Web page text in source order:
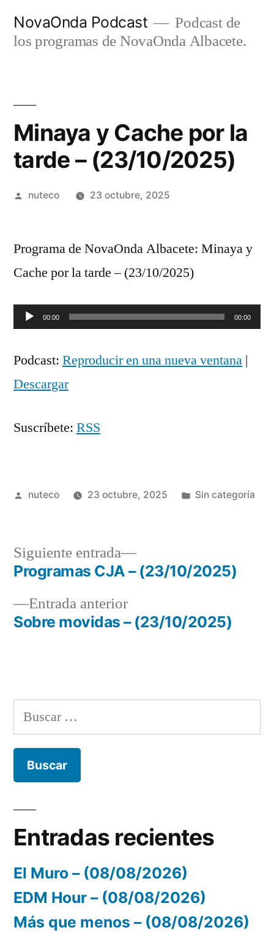
NovaOnda Podcast
Podcast de
los programas de NovaOnda Albacete.
Minaya y Cache por la
tarde – (23/10/2025)
Publicada
nuteco 23 octubre, 2025
Programa de NovaOnda Albacete: Minaya y
Cache por la tarde – (23/10/2025)
Reproductor
audio
00:00 00:00
Podcast: Reproducir en una nueva ventana |
Descargar
Suscríbete: RSS
Publicada
nuteco 23 octubre, 2025
Publicada
Sin categoría
Navegación
deEntrada anteriorEntrada
anterior:
Sobre movidas – (23/10/2025)
Siguiente entrada
Siguiente
entrada:
Programas CJA – (23/10/2025)
Buscar:
Entradas recientes
El Muro – (08/08/2026)
EDM Hour – (08/08/2026)
Más que menos – (08/08/2026)